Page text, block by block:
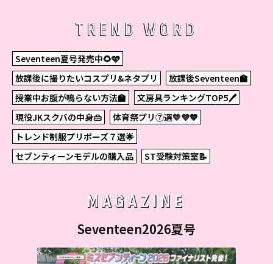
TREND WORD
Seventeen夏号発売中🌻🩵
放課後に撮りたいコスプリ&ネタプリ
放課後Seventeen🏫
授業中お腹が鳴らない方法🏫
文房具ランキングTOP5🖊
現役JKスクバの中身👜
体育祭プリ⑦選💛💜💙
トレンド制服プリポーズ７選🌟
セブンティーンモデルの購入品
ST受験対策室📝
MAGAZINE
Seventeen2026夏号